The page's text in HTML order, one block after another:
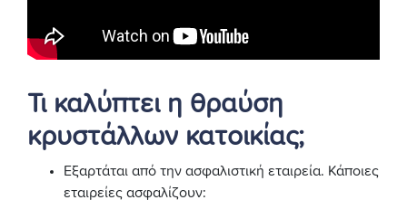
Τι καλύπτει η θραύση
κρυστάλλων κατοικίας;
Εξαρτάται από την ασφαλιστική εταιρεία. Κάποιες
εταιρείες ασφαλίζουν: